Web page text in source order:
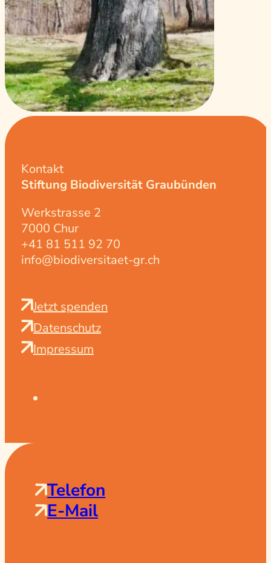
Kontakt
Stiftung Biodiversität Graubünden
Werkstrasse 2
7000 Chur
+41 81 511 92 70
info@biodiversitaet-gr.ch
Jetzt spenden
Datenschutz
Impressum
Telefon
E-Mail